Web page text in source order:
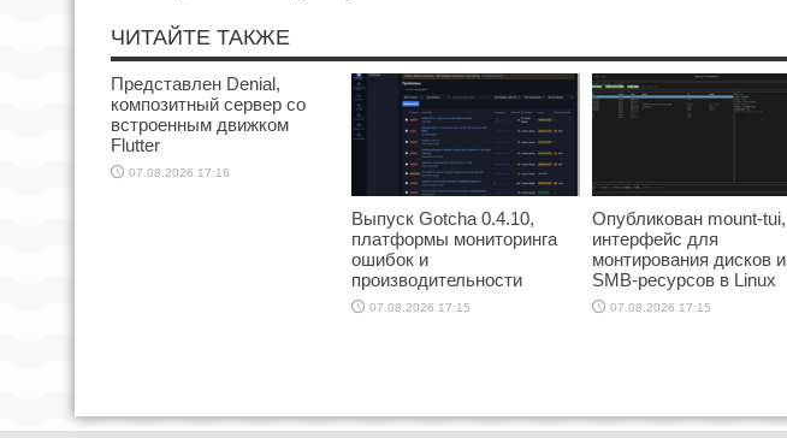
ЧИТАЙТЕ ТАКЖЕ
Представлен Denial,
композитный сервер со
встроенным движком
Flutter
07.08.2026 17:16
Выпуск Gotcha 0.4.10,
платформы мониторинга
ошибок и
производительности
07.08.2026 17:15
Опубликован mount-tui,
интерфейс для
монтирования дисков и
SMB-ресурсов в Linux
07.08.2026 17:15